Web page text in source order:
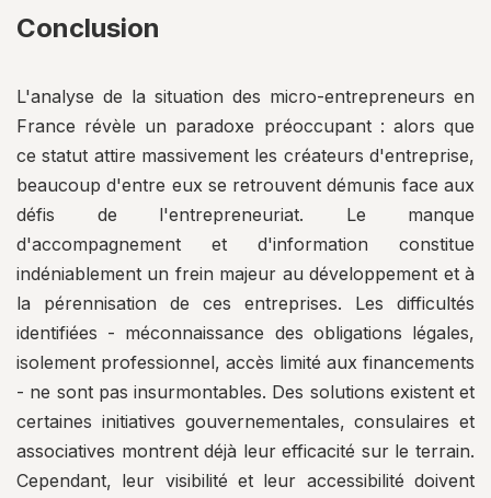
Conclusion
L'analyse de la situation des micro-entrepreneurs en
France révèle un paradoxe préoccupant : alors que
ce statut attire massivement les créateurs d'entreprise,
beaucoup d'entre eux se retrouvent démunis face aux
défis de l'entrepreneuriat. Le manque
d'accompagnement et d'information constitue
indéniablement un frein majeur au développement et à
la pérennisation de ces entreprises. Les difficultés
identifiées - méconnaissance des obligations légales,
isolement professionnel, accès limité aux financements
- ne sont pas insurmontables. Des solutions existent et
certaines initiatives gouvernementales, consulaires et
associatives montrent déjà leur efficacité sur le terrain.
Cependant, leur visibilité et leur accessibilité doivent